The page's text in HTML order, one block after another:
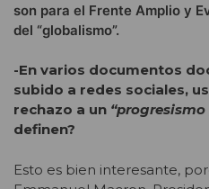
son para el Frente Amplio y
del “globalismo”.
-En varios documentos
subido a redes sociales,
rechazo a un
definen?
Esto es bien interesante,